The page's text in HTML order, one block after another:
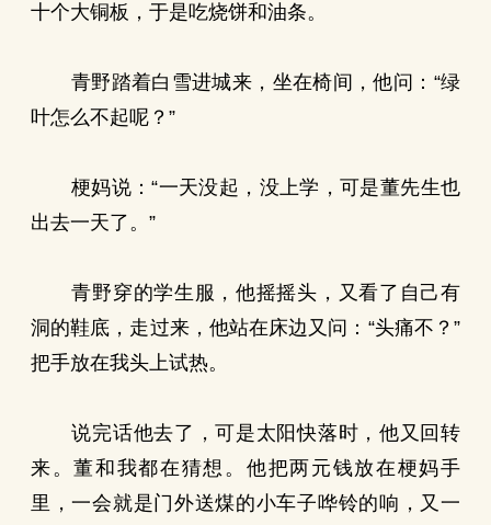
十个大铜板，于是吃烧饼和油条。
青野踏着白雪进城来，坐在椅间，他问：“绿
叶怎么不起呢？”
梗妈说：“一天没起，没上学，可是董先生也
出去一天了。”
青野穿的学生服，他摇摇头，又看了自己有
洞的鞋底，走过来，他站在床边又问：“头痛不？”
把手放在我头上试热。
说完话他去了，可是太阳快落时，他又回转
来。董和我都在猜想。他把两元钱放在梗妈手
里，一会就是门外送煤的小车子哗铃的响，又一